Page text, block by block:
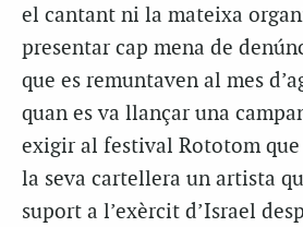
el cantant ni la mateixa
presentar cap mena de
que es remuntaven al mes
quan es va llançar una
exigir al festival Rototom
la seva cartellera un artista
suport a l’exèrcit d’Israel